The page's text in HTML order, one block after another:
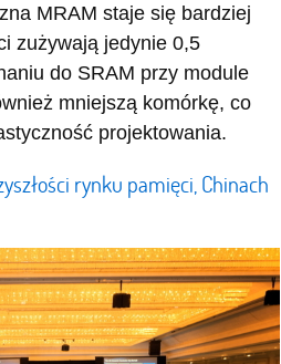
MRAM staje się bardziej
zużywają jedynie 0,5
do SRAM przy module
mniejszą komórkę, co
projektowania.
rynku pamięci, Chinach